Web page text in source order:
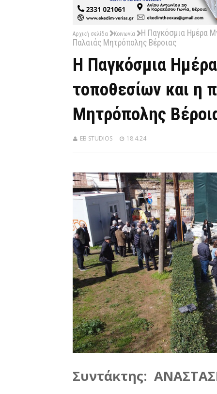
Αρχική σελίδα Κοινωνία
Η Παγκόσμια Ημέρα
Παλαιάς Μητρόπολης Βέροιας
Η Παγκόσμια
τοποθεσίων και η
Μητρόπολης
EB STUDIOS 18.4.24
Συντάκτης: